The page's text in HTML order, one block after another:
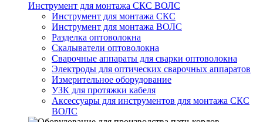
Инструмент для монтажа СКС ВОЛС
Инструмент для монтажа СКС
Инструмент для монтажа ВОЛС
Разделка оптоволокна
Скалыватели оптоволокна
Сварочные аппараты для сварки оптоволокна
Электроды для оптических сварочных аппаратов
Измерительное оборудование
УЗК для протяжки кабеля
Аксессуары для инструментов для монтажа СКС
ВОЛС